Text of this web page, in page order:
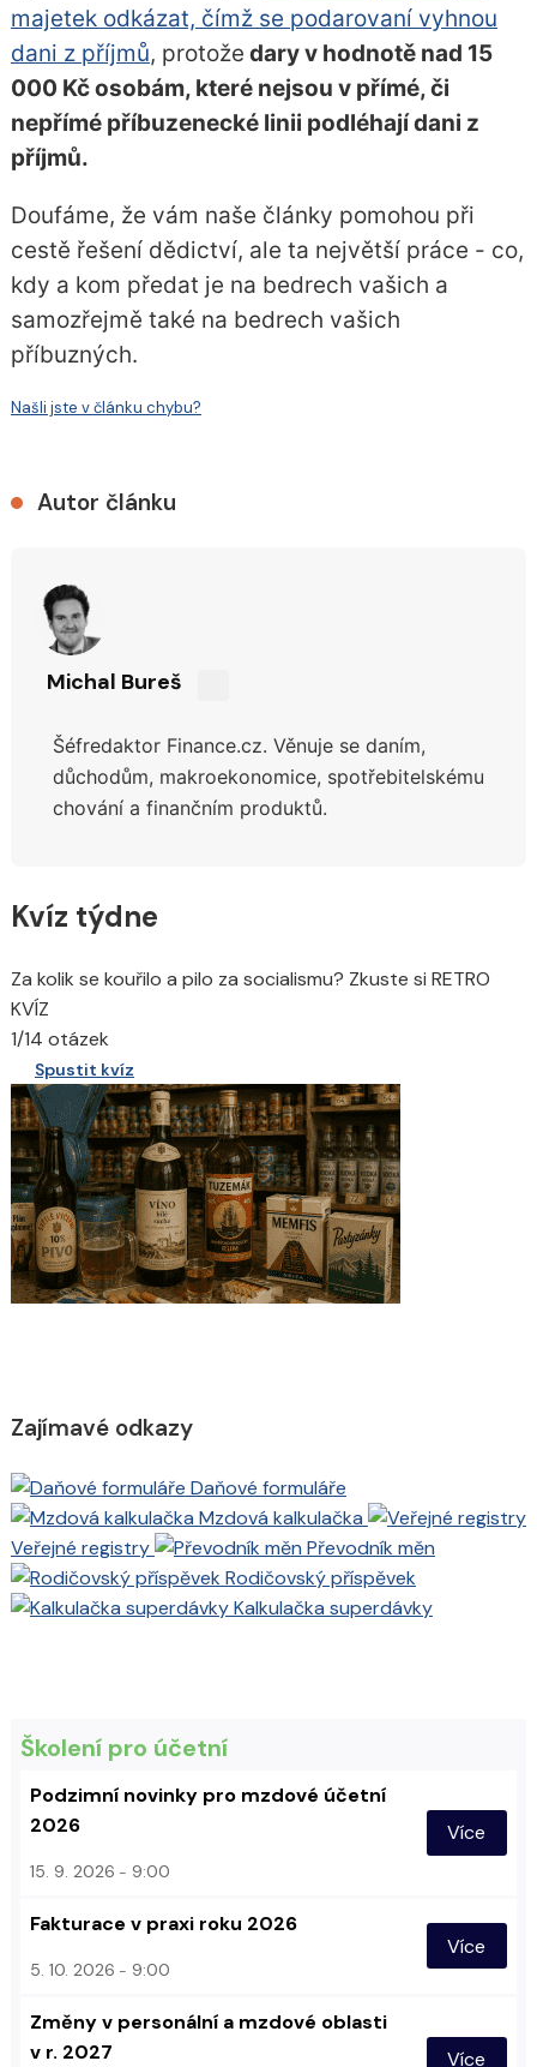
majetek odkázat, čímž se podarovaní vyhnou
dani z příjmů, protože dary v hodnotě nad 15
000 Kč osobám, které nejsou v přímé, či
nepřímé příbuzenecké linii podléhají dani z
příjmů.
Doufáme, že vám naše články pomohou při
cestě řešení dědictví, ale ta největší práce - co,
kdy a kom předat je na bedrech vašich a
samozřejmě také na bedrech vašich
příbuzných.
Našli jste v článku chybu?
Autor článku
Michal Bureš
síti
X
Šéfredaktor Finance.cz. Věnuje se daním,
důchodům, makroekonomice, spotřebitelskému
chování a finančním produktů.
Kvíz týdne
Za kolik se kouřilo a pilo za socialismu? Zkuste si RETRO
KVÍZ
1/14 otázek
Spustit kvíz
Zajímavé odkazy
Daňové formuláře
Mzdová kalkulačka
Veřejné registry
Převodník měn
Rodičovský příspěvek
Kalkulačka superdávky
Školení pro účetní
Podzimní novinky pro mzdové účetní
2026
15. 9. 2026 9:00
Více
Fakturace v praxi roku 2026
5. 10. 2026 9:00
Více
Změny v personální a mzdové oblasti
v r. 2027
Více